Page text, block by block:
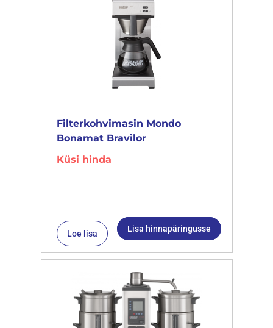
Filterkohvimasin Mondo
Bonamat Bravilor
Küsi hinda
Loe lisa Lisa hinnapäringusse